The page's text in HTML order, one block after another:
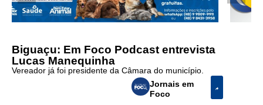
Biguaçu: Em Foco Podcast entrevista
Lucas Manequinha
Vereador já foi presidente da Câmara do município.
Jornais em
Foco